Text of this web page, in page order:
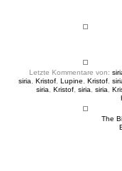
Letzte Kommentare von:
siria
Kristof Lupine Kristof
siria
Kristof siria siria
The